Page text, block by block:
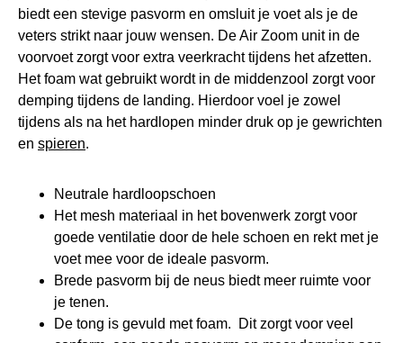
biedt een stevige pasvorm en omsluit je voet als je de
veters strikt naar jouw wensen. De Air Zoom unit in de
voorvoet zorgt voor extra veerkracht tijdens het afzetten.
Het foam wat gebruikt wordt in de middenzool zorgt voor
demping tijdens de landing. Hierdoor voel je zowel
tijdens als na het hardlopen minder druk op je gewrichten
en spieren.
Neutrale hardloopschoen
Het mesh materiaal in het bovenwerk zorgt voor
goede ventilatie door de hele schoen en rekt met je
voet mee voor de ideale pasvorm.
Brede pasvorm bij de neus biedt meer ruimte voor
je tenen.
De tong is gevuld met foam. Dit zorgt voor veel